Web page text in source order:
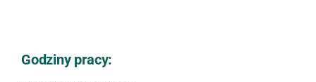
Godziny pracy: